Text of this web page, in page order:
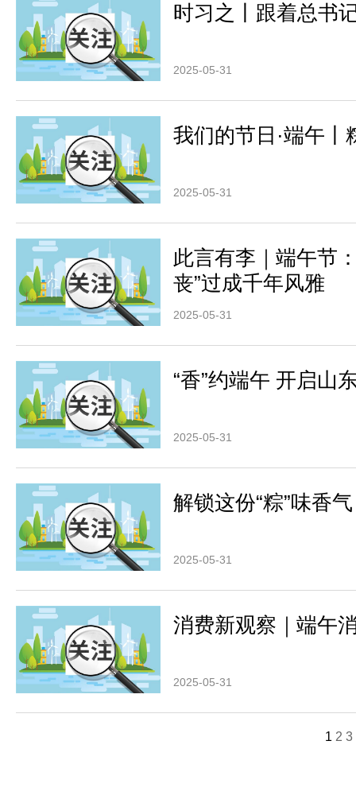
时习之丨跟着总书
2025-05-31
我们的节日·端午
2025-05-31
此言有李｜端午节
丧”过成千年风雅
2025-05-31
“香”约端午 开启山
2025-05-31
解锁这份“粽”味香
2025-05-31
消费新观察｜端午
2025-05-31
1 2 3